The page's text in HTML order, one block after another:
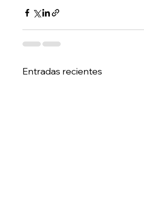
Entradas recientes